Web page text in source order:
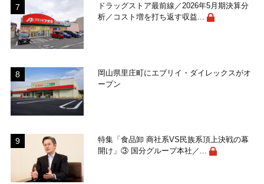
ドラッグストア最前線／2026年5月期決算分
析／コスト増を打ち返す収益...
岡山県里庄町にエブリイ・ダイレックスがオ
ープン
特集「食品卸 商社系VS民族系頂上決戦の幕
開け」③ 国分グループ本社／...